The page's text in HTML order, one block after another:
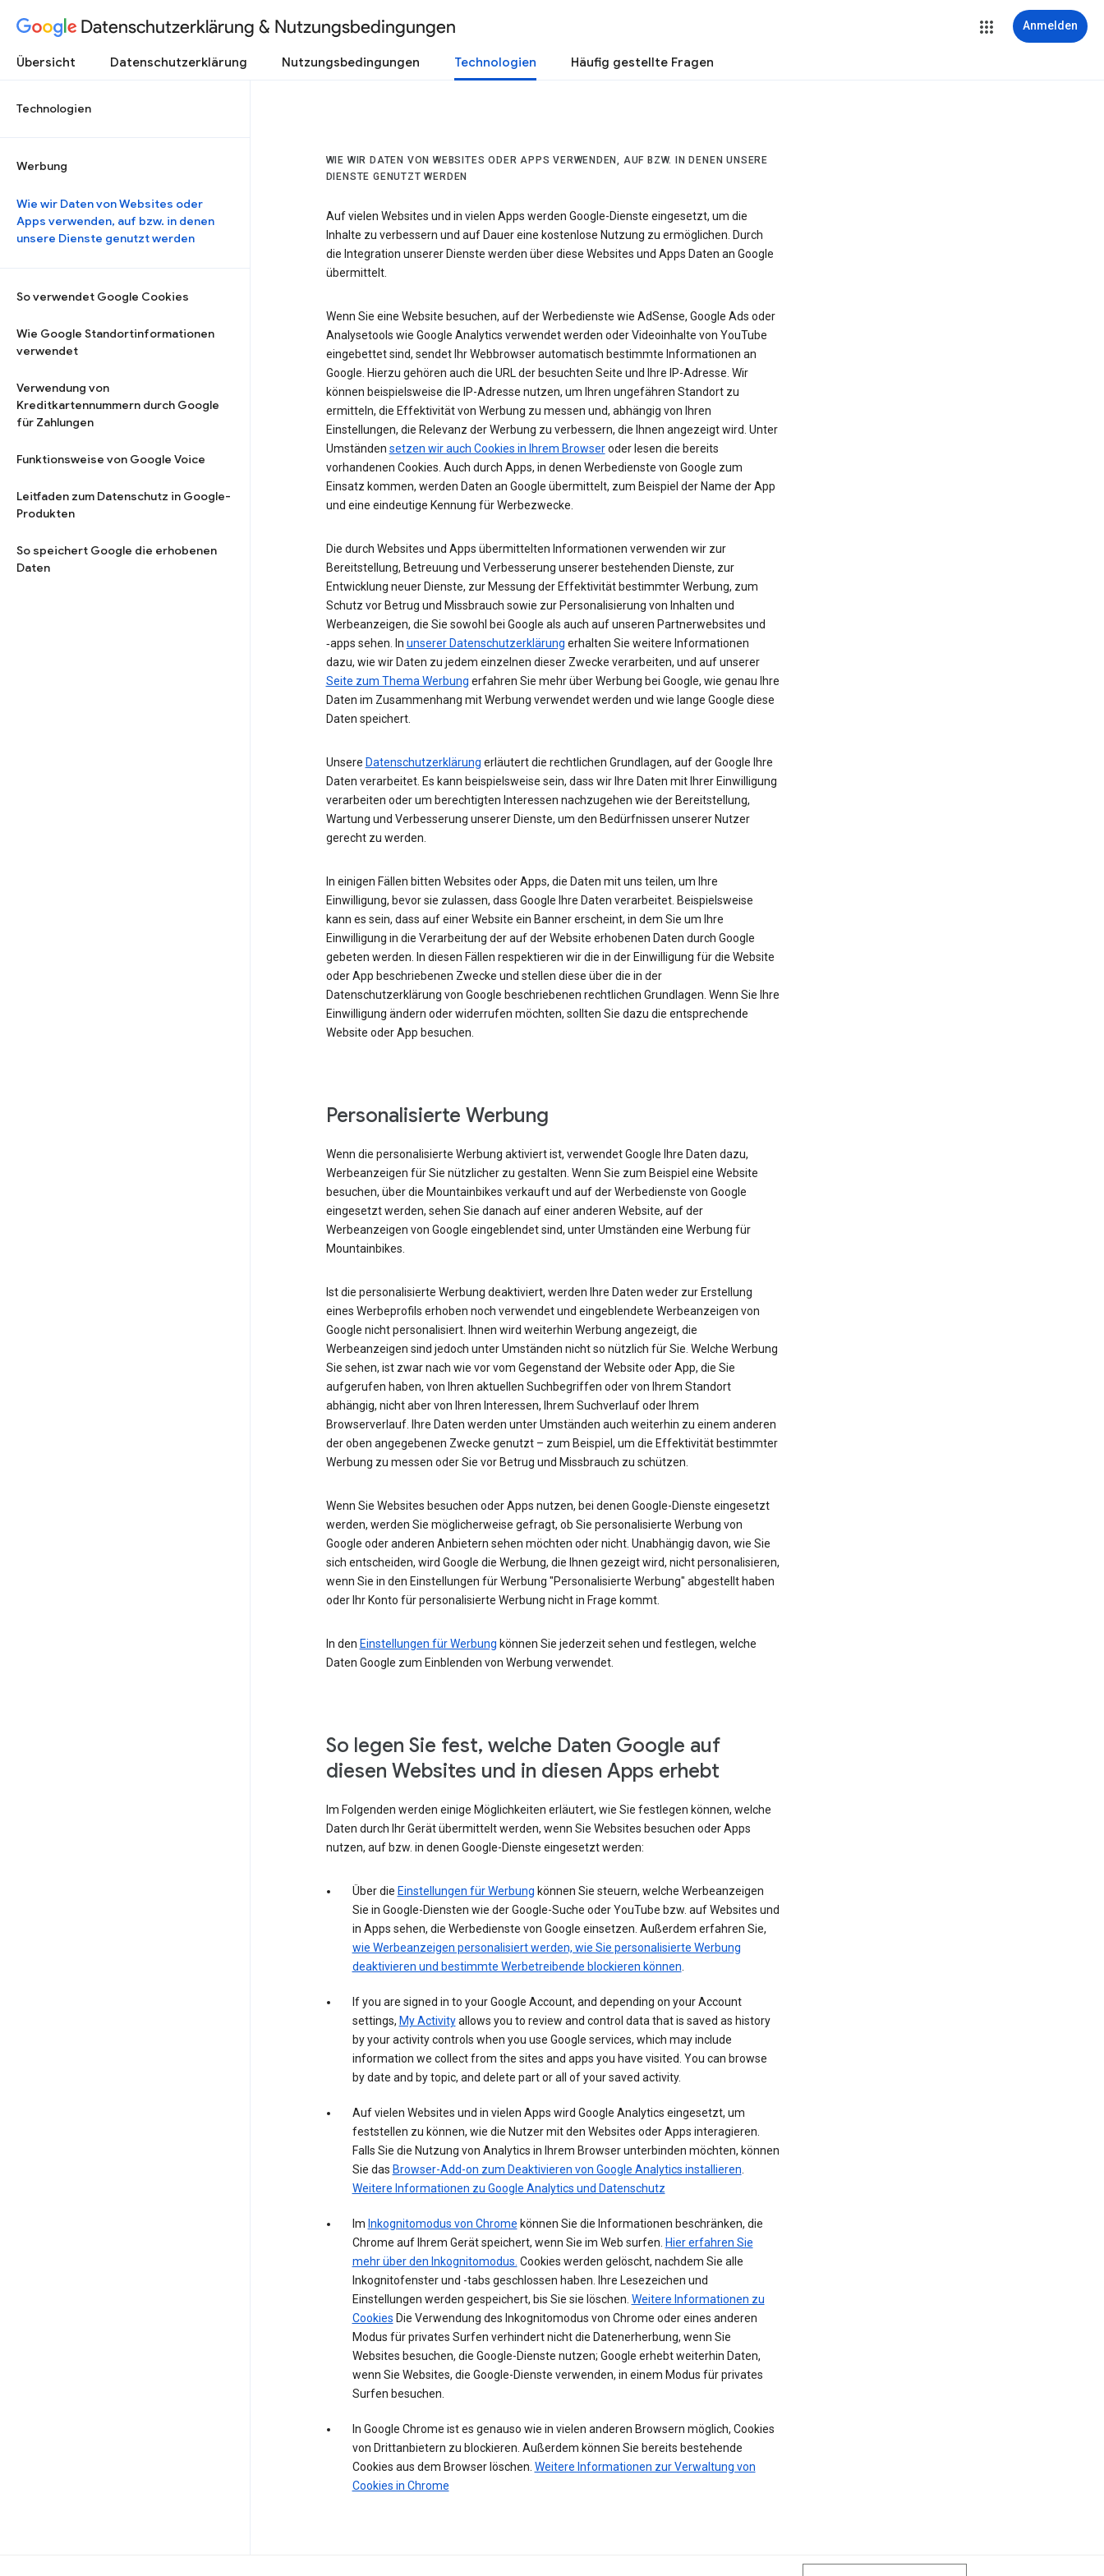
Datenschutzerklärung & Nutzungsbedingungen Anmelden
Übersicht Datenschutzerklärung Nutzungsbedingungen Technologien Häufig gestellte Fragen
Technologien
Werbung
Wie wir Daten von Websites oder
Apps verwenden, auf bzw. in denen
unsere Dienste genutzt werden
So verwendet Google Cookies
Wie Google Standortinformationen
verwendet
Verwendung von
Kreditkartennummern durch Google
für Zahlungen
Funktionsweise von Google Voice
Leitfaden zum Datenschutz in Google-
Produkten
So speichert Google die erhobenen
Daten
WIE WIR DATEN VON WEBSITES ODER APPS VERWENDEN, AUF BZW. IN DENEN UNSERE
DIENSTE GENUTZT WERDEN
Auf vielen Websites und in vielen Apps werden Google-Dienste eingesetzt, um die
Inhalte zu verbessern und auf Dauer eine kostenlose Nutzung zu ermöglichen. Durch
die Integration unserer Dienste werden über diese Websites und Apps Daten an Google
übermittelt.
Wenn Sie eine Website besuchen, auf der Werbedienste wie AdSense, Google Ads oder
Analysetools wie Google Analytics verwendet werden oder Videoinhalte von YouTube
eingebettet sind, sendet Ihr Webbrowser automatisch bestimmte Informationen an
Google. Hierzu gehören auch die URL der besuchten Seite und Ihre IP-Adresse. Wir
können beispielsweise die IP-Adresse nutzen, um Ihren ungefähren Standort zu
ermitteln, die Effektivität von Werbung zu messen und, abhängig von Ihren
Einstellungen, die Relevanz der Werbung zu verbessern, die Ihnen angezeigt wird. Unter
Umständen setzen wir auch Cookies in Ihrem Browseroder lesen die bereits
vorhandenen Cookies. Auch durch Apps, in denen Werbedienste von Google zum
Einsatz kommen, werden Daten an Google übermittelt, zum Beispiel der Name der App
und eine eindeutige Kennung für Werbezwecke.
Die durch Websites und Apps übermittelten Informationen verwenden wir zur
Bereitstellung, Betreuung und Verbesserung unserer bestehenden Dienste, zur
Entwicklung neuer Dienste, zur Messung der Effektivität bestimmter Werbung, zum
Schutz vor Betrug und Missbrauch sowie zur Personalisierung von Inhalten und
Werbeanzeigen, die Sie sowohl bei Google als auch auf unseren Partnerwebsites und
‑apps sehen. In unserer Datenschutzerklärung erhalten Sie weitere Informationen
dazu, wie wir Daten zu jedem einzelnen dieser Zwecke verarbeiten, und auf unserer
Seite zum Thema Werbung erfahren Sie mehr über Werbung bei Google, wie genau Ihre
Daten im Zusammenhang mit Werbung verwendet werden und wie lange Google diese
Daten speichert.
Unsere Datenschutzerklärung erläutert die rechtlichen Grundlagen, auf der Google Ihre
Daten verarbeitet. Es kann beispielsweise sein, dass wir Ihre Daten mit Ihrer Einwilligung
verarbeiten oder um berechtigten Interessen nachzugehen wie der Bereitstellung,
Wartung und Verbesserung unserer Dienste, um den Bedürfnissen unserer Nutzer
gerecht zu werden.
In einigen Fällen bitten Websites oder Apps, die Daten mit uns teilen, um Ihre
Einwilligung, bevor sie zulassen, dass Google Ihre Daten verarbeitet. Beispielsweise
kann es sein, dass auf einer Website ein Banner erscheint, in dem Sie um Ihre
Einwilligung in die Verarbeitung der auf der Website erhobenen Daten durch Google
gebeten werden. In diesen Fällen respektieren wir die in der Einwilligung für die Website
oder App beschriebenen Zwecke und stellen diese über die in der
Datenschutzerklärung von Google beschriebenen rechtlichen Grundlagen. Wenn Sie Ihre
Einwilligung ändern oder widerrufen möchten, sollten Sie dazu die entsprechende
Website oder App besuchen.
Personalisierte Werbung
Wenn die personalisierte Werbung aktiviert ist, verwendet Google Ihre Daten dazu,
Werbeanzeigen für Sie nützlicher zu gestalten. Wenn Sie zum Beispiel eine Website
besuchen, über die Mountainbikes verkauft und auf der Werbedienste von Google
eingesetzt werden, sehen Sie danach auf einer anderen Website, auf der
Werbeanzeigen von Google eingeblendet sind, unter Umständen eine Werbung für
Mountainbikes.
Ist die personalisierte Werbung deaktiviert, werden Ihre Daten weder zur Erstellung
eines Werbeprofils erhoben noch verwendet und eingeblendete Werbeanzeigen von
Google nicht personalisiert. Ihnen wird weiterhin Werbung angezeigt, die
Werbeanzeigen sind jedoch unter Umständen nicht so nützlich für Sie. Welche Werbung
Sie sehen, ist zwar nach wie vor vom Gegenstand der Website oder App, die Sie
aufgerufen haben, von Ihren aktuellen Suchbegriffen oder von Ihrem Standort
abhängig, nicht aber von Ihren Interessen, Ihrem Suchverlauf oder Ihrem
Browserverlauf. Ihre Daten werden unter Umständen auch weiterhin zu einem anderen
der oben angegebenen Zwecke genutzt – zum Beispiel, um die Effektivität bestimmter
Werbung zu messen oder Sie vor Betrug und Missbrauch zu schützen.
Wenn Sie Websites besuchen oder Apps nutzen, bei denen Google-Dienste eingesetzt
werden, werden Sie möglicherweise gefragt, ob Sie personalisierte Werbung von
Google oder anderen Anbietern sehen möchten oder nicht. Unabhängig davon, wie Sie
sich entscheiden, wird Google die Werbung, die Ihnen gezeigt wird, nicht personalisieren,
wenn Sie in den Einstellungen für Werbung "Personalisierte Werbung" abgestellt haben
oder Ihr Konto für personalisierte Werbung nicht in Frage kommt.
In den Einstellungen für Werbung können Sie jederzeit sehen und festlegen, welche
Daten Google zum Einblenden von Werbung verwendet.
So legen Sie fest, welche Daten Google auf
diesen Websites und in diesen Apps erhebt
Im Folgenden werden einige Möglichkeiten erläutert, wie Sie festlegen können, welche
Daten durch Ihr Gerät übermittelt werden, wenn Sie Websites besuchen oder Apps
nutzen, auf bzw. in denen Google-Dienste eingesetzt werden:
Über die Einstellungen für Werbung können Sie steuern, welche Werbeanzeigen
Sie in Google-Diensten wie der Google-Suche oder YouTube bzw. auf Websites und
in Apps sehen, die Werbedienste von Google einsetzen. Außerdem erfahren Sie,
wie Werbeanzeigen personalisiert werden, wie Sie personalisierte Werbung
deaktivieren und bestimmte Werbetreibende blockieren können.
If you are signed in to your Google Account, and depending on your Account
settings, My Activityallows you to review and control data that is saved as history
by your activity controls when you use Google services, which may include
information we collect from the sites and apps you have visited. You can browse
by date and by topic, and delete part or all of your saved activity.
Auf vielen Websites und in vielen Apps wird Google Analytics eingesetzt, um
feststellen zu können, wie die Nutzer mit den Websites oder Apps interagieren.
Falls Sie die Nutzung von Analytics in Ihrem Browser unterbinden möchten, können
Sie das Browser-Add-on zum Deaktivieren von Google Analytics installieren.
Weitere Informationen zu Google Analytics und Datenschutz
Im Inkognitomodus von Chrome können Sie die Informationen beschränken, die
Chrome auf Ihrem Gerät speichert, wenn Sie im Web surfen. Hier erfahren Sie
mehr über den Inkognitomodus. Cookies werden gelöscht, nachdem Sie alle
Inkognitofenster und -tabs geschlossen haben. Ihre Lesezeichen und
Einstellungen werden gespeichert, bis Sie sie löschen. Weitere Informationen zu
Cookies Die Verwendung des Inkognitomodus von Chrome oder eines anderen
Modus für privates Surfen verhindert nicht die Datenerherbung, wenn Sie
Websites besuchen, die Google-Dienste nutzen; Google erhebt weiterhin Daten,
wenn Sie Websites, die Google-Dienste verwenden, in einem Modus für privates
Surfen besuchen.
In Google Chrome ist es genauso wie in vielen anderen Browsern möglich, Cookies
von Drittanbietern zu blockieren. Außerdem können Sie bereits bestehende
Cookies aus dem Browser löschen. Weitere Informationen zur Verwaltung von
Cookies in Chrome